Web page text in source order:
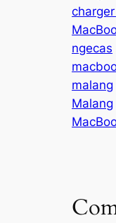
ngecas
malang
Malang